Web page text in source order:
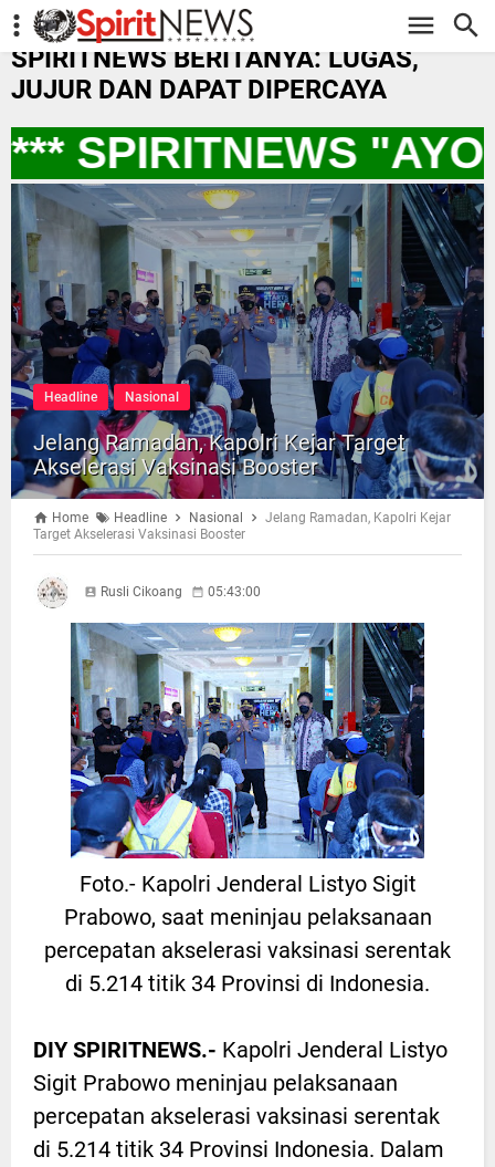
-->
SPIRITNEWS BERITANYA: LUGAS,
JUJUR DAN DAPAT DIPERCAYA
SPIRITNEWS "AYO
Headline Nasional
Jelang Ramadan, Kapolri Kejar Target
Akselerasi Vaksinasi Booster
Home Headline Nasional
Jelang Ramadan, Kapolri Kejar
Target Akselerasi Vaksinasi Booster
Rusli Cikoang 05:43:00
Foto.- Kapolri Jenderal Listyo Sigit
Prabowo, saat meninjau pelaksanaan
percepatan akselerasi vaksinasi serentak
di 5.214 titik 34 Provinsi di Indonesia.
DIY SPIRITNEWS.- Kapolri Jenderal Listyo
Sigit Prabowo meninjau pelaksanaan
percepatan akselerasi vaksinasi serentak
di 5.214 titik 34 Provinsi Indonesia. Dalam